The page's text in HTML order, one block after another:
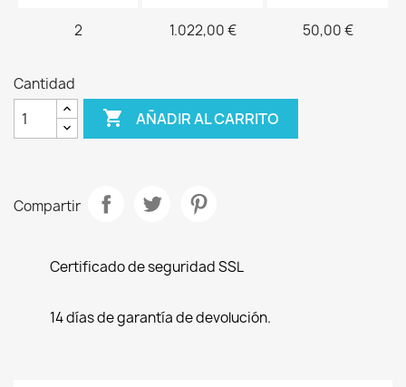
2 1.022,00 € 50,00 €
Cantidad
 AÑADIR AL CARRITO
Compartir
Certificado de seguridad SSL
14 días de garantía de devolución.